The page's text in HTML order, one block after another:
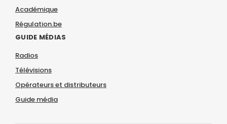
Académique
Régulation.be
GUIDE MÉDIAS
Radios
Télévisions
Opérateurs et distributeurs
Guide média